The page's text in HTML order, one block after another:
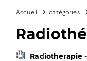
Accueil catégories
Radiotherapie